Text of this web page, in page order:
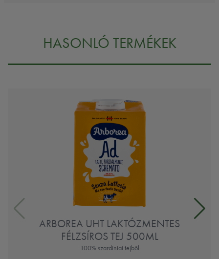
HASONLÓ TERMÉKEK
ARBOREA UHT LAKTÓZMENTES
FÉLZSÍROS TEJ 500ML
100% szardíniai tejből